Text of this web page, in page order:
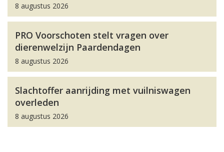
8 augustus 2026
PRO Voorschoten stelt vragen over
dierenwelzijn Paardendagen
8 augustus 2026
Slachtoffer aanrijding met vuilniswagen
overleden
8 augustus 2026